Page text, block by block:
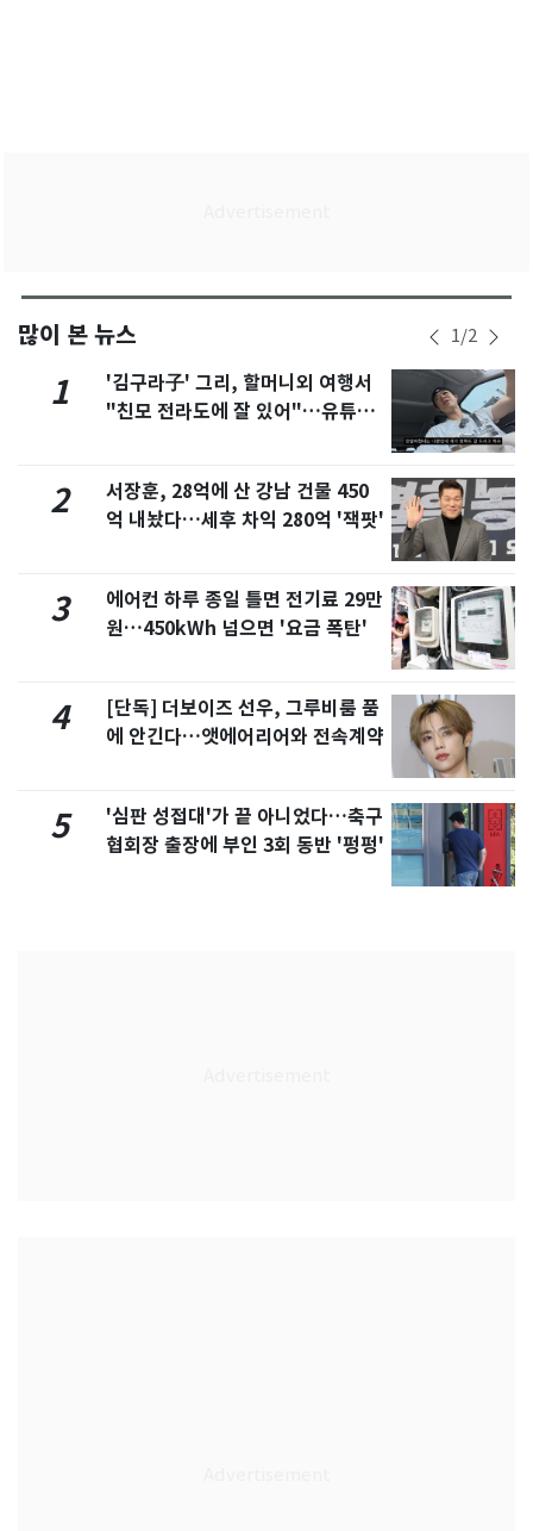
많이 본 뉴스 1/2
1
'김구라子' 그리, 할머니외 여행서
"친모 전라도에 잘 있어"…유튜브
2
서장훈, 28억에 산 강남 건물 450
억 내놨다…세후 차익 280억 '잭팟'
3
에어컨 하루 종일 틀면 전기료 29만
원…450kWh 넘으면 '요금 폭탄'
4
[단독] 더보이즈 선우, 그루비룸 품
에 안긴다…앳에어리어와 전속계약
5
'심판 성접대'가 끝 아니었다…축구
협회장 출장에 부인 3회 동반 '펑펑'